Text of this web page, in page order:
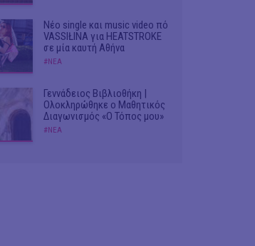
Νέο single και music video πό
VASSIŁINA για HEATSTROKE
σε μία καυτή Αθήνα
#ΝΕΑ
Γεννάδειος Βιβλιοθήκη |
Ολοκληρώθηκε ο Μαθητικός
Διαγωνισμός «Ο Τόπος μου»
#ΝΕΑ